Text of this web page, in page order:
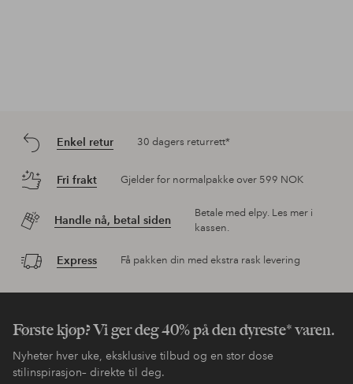
Enkel retur 30 dagers returrett*
Fri frakt Gjelder for normalpakke over 599 NOK
Handle nå, betal siden
Betale med elpy. Les mer i
kassen.
Express Få pakken din med ekstra rask levering
Første kjøp? Vi ger deg 40% på den dyreste* varen.
Nyheter hver uke, eksklusive tilbud og en stor dose
stilinspirasjon– direkte til deg.